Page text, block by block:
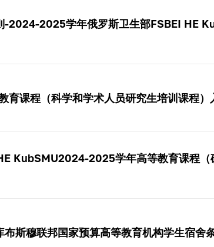
-2024-2025学年俄罗斯卫生部FSBEI HE
课程（科学和学术人员研究生培训课程）
KubSMU2024-2025学年高等教育课程（
布斯穆联邦国家预算高等教育机构学生宿舍